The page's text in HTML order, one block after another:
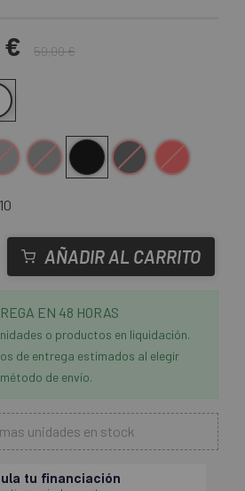
€ 50,00 €
Gris-NegroNegroNegro-Blanco
Rojo
AÑADIR AL CARRITO
EN 48 HORAS
o productos en liquidación.
de entrega estimados al elegir
método de envío.
unidades en stock